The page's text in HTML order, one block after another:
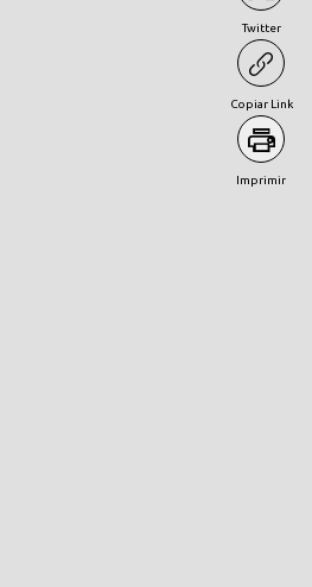
Twitter
Copiar Link
Imprimir